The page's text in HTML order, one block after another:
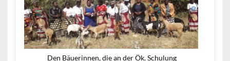
Den Bäuerinnen, die an der Ök. Schulung